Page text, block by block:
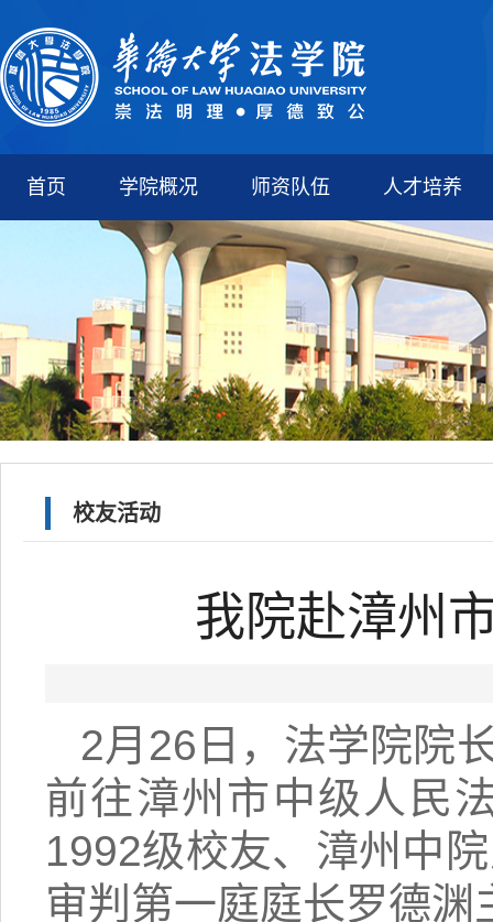
首页 学院概况 师资队伍 人才培养
校友活动
我院赴漳州
2月26日，法学院院
前往漳州市中级人民
1992级校友、漳州中
审判第一庭庭长罗德渊